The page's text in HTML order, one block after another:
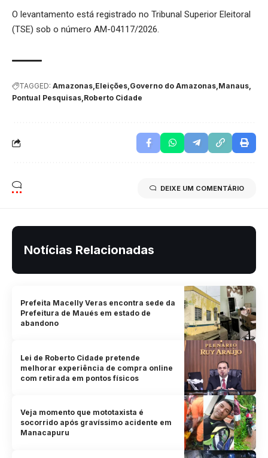
O levantamento está registrado no Tribunal Superior Eleitoral
(TSE) sob o número AM-04117/2026.
TAGGED: Amazonas Eleições Governo do Amazonas Manaus
Pontual Pesquisas Roberto Cidade
DEIXE UM COMENTÁRIO
Notícias Relacionadas
Prefeita Macelly Veras encontra sede da
Prefeitura de Maués em estado de
abandono
Lei de Roberto Cidade pretende
melhorar experiência de compra online
com retirada em pontos físicos
Veja momento que mototaxista é
socorrido após gravíssimo acidente em
Manacapuru